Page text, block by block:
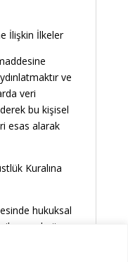
İlişkin İlkeler
ve
veri
bu kişisel
esas alarak
Kuralına
hukuksal
genel güven